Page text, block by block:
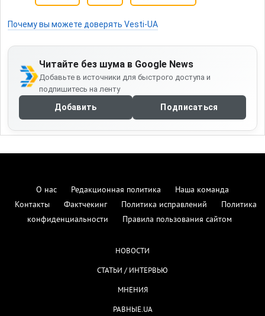
Почему вы можете доверять Vesti-UA
Читайте без шума в Google News
Добавьте в источники для быстрого доступа и
подпишитесь на ленту
Добавить Подписаться
О нас Редакционная политика
Наша команда
Контакты
Фактчекинг Политика исправлений
Политика
конфиденциальности
Правила пользования сайтом
НОВОСТИ
СТАТЬИ / ИНТЕРВЬЮ
МНЕНИЯ
РАВНЫЕ.UA